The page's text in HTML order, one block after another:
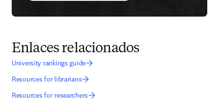
Enlaces relacionados
University rankings guide
Resources for librarians
Resources for researchers